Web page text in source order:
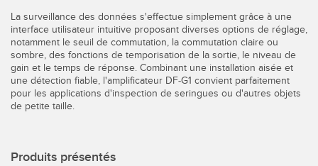
Capteurs d’aide au choix
Capteurs de température
Capteurs de surveillance des conditions
Télésurveillance
LIENS CONNEXES
La surveillance des données s'effectue simplement grâce à une
interface utilisateur intuitive proposant diverses options de réglage,
notamment le seuil de commutation, la commutation claire ou
sombre, des fonctions de temporisation de la sortie, le niveau de
gain et le temps de réponse. Combinant une installation aisée et
une détection fiable, l'amplificateur DF-G1 convient parfaitement
pour les applications d'inspection de seringues ou d'autres objets
de petite taille.
Produits présentés